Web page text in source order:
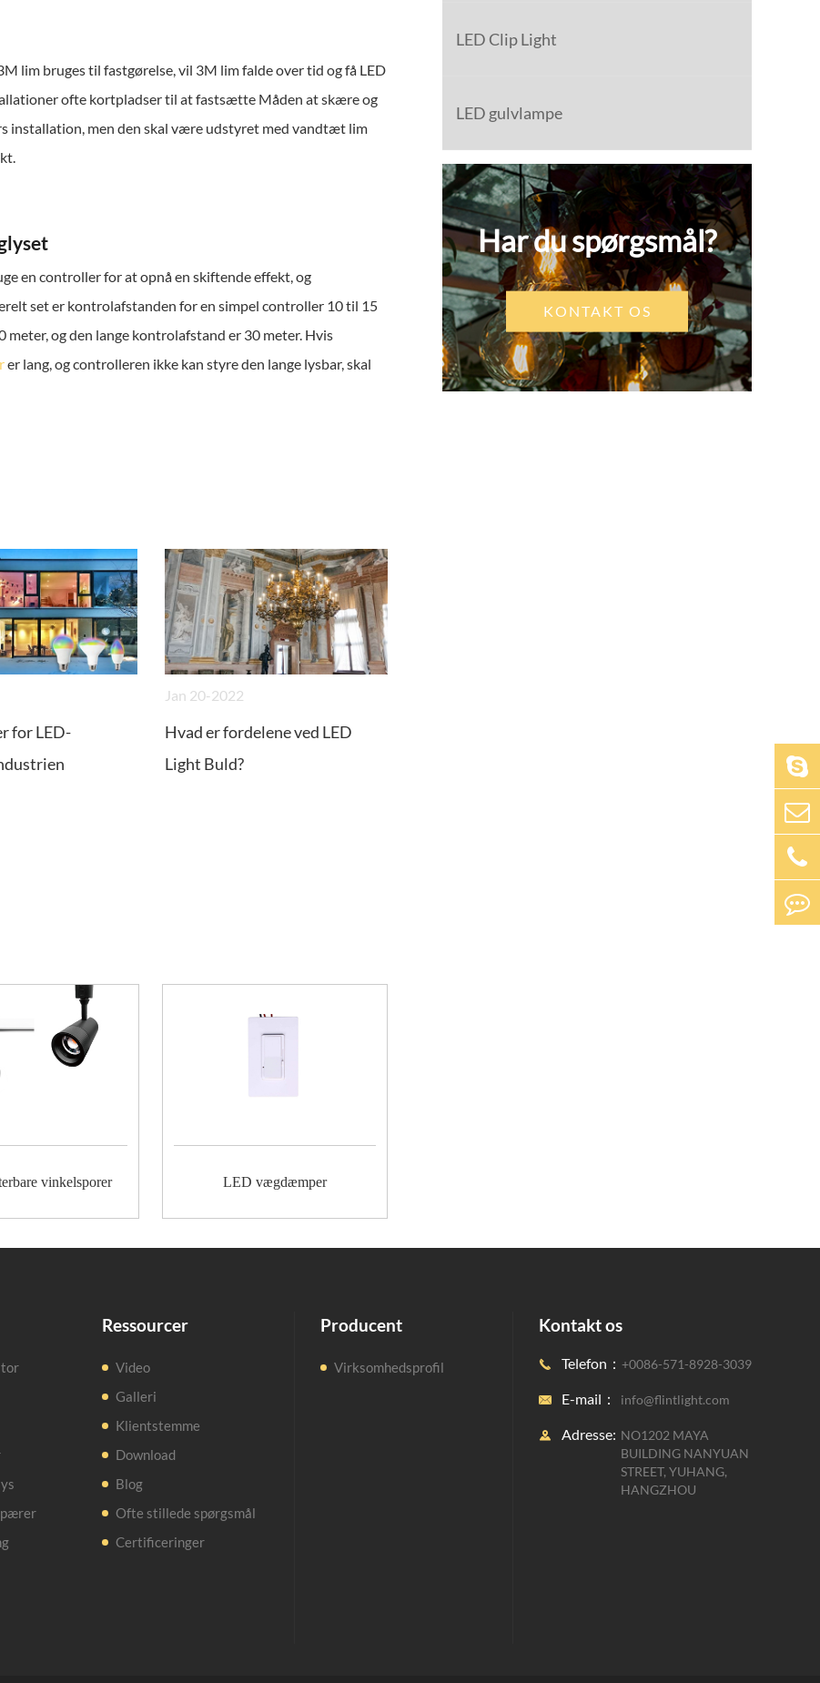
lim bruges til fastgørelse, vil 3M lim falde over tid og få LED
ofte kortpladser til at fastsætte Måden at skære og
installation, men den skal være udstyret med vandtæt lim
en controller for at opnå en skiftende effekt, og
set er kontrolafstanden for en simpel controller 10 til 15
og den lange kontrolafstand er 30 meter. Hvis
er lang, og controlleren ikke kan styre den lange lysbar, skal
for LED-
Jan 20-2022
Hvad er fordelene ved LED
Light Buld?
vinkelsporer LED vægdæmper
LED Clip Light
LED gulvlampe
Har du spørgsmål?
KONTAKT OS
pærer
Ressourcer
Video
Galleri
Klientstemme
Download
Blog
Ofte stillede spørgsmål
Certificeringer
Producent
Virksomhedsprofil
Kontakt os
 Telefon： +0086-571-8928-3039
 E-mail： info@flintlight.com
 Adresse: NO1202 MAYA
BUILDING NANYUAN
STREET, YUHANG,
HANGZHOU